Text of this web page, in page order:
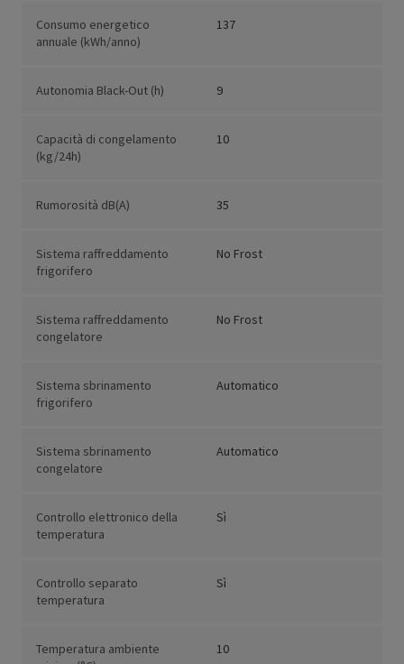
Consumo energetico
annuale (kWh/anno)
137
Autonomia Black-Out (h) 9
Capacità di congelamento
(kg/24h)
10
Rumorosità dB(A) 35
Sistema raffreddamento
frigorifero
No Frost
Sistema raffreddamento
congelatore
No Frost
Sistema sbrinamento
frigorifero
Automatico
Sistema sbrinamento
congelatore
Automatico
Controllo elettronico della
temperatura
Sì
Controllo separato
temperatura
Sì
Temperatura ambiente
10